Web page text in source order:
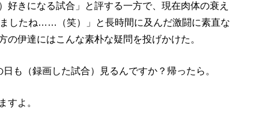
好きになる試合」と評する一方で、現在肉体の衰え
したね……（笑）」と長時間に及んだ激闘に素直な
伊達にはこんな素朴な疑問を投げかけた。
も（録画した試合）見るんですか？帰ったら。
すよ。